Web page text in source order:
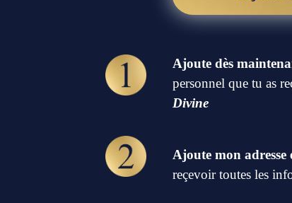
Ajoute dès
personnel que tu as
Divine
Ajoute mon adresse
reçevoir toutes les